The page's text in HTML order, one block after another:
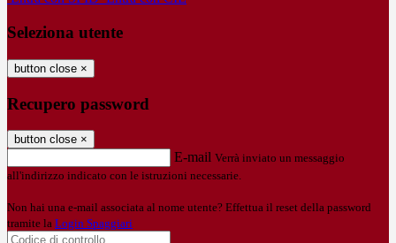
Seleziona utente
button close ×
Recupero password
button close ×
E-mail Verrà inviato un messaggio
all'indirizzo indicato con le istruzioni necessarie.
Non hai una e-mail associata al nome utente? Effettua il reset della password
tramite la Login Spaggiari